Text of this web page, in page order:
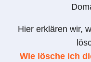
Hier erklären wir,
Wie lösche ich